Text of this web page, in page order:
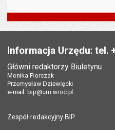
Informacja Urzędu: tel.
Główni redaktorzy Biuletynu
Monika Florczak
Przemysław Dziewięcki
e-mail: bip@um.wroc.pl
Zespół redakcyjny BIP